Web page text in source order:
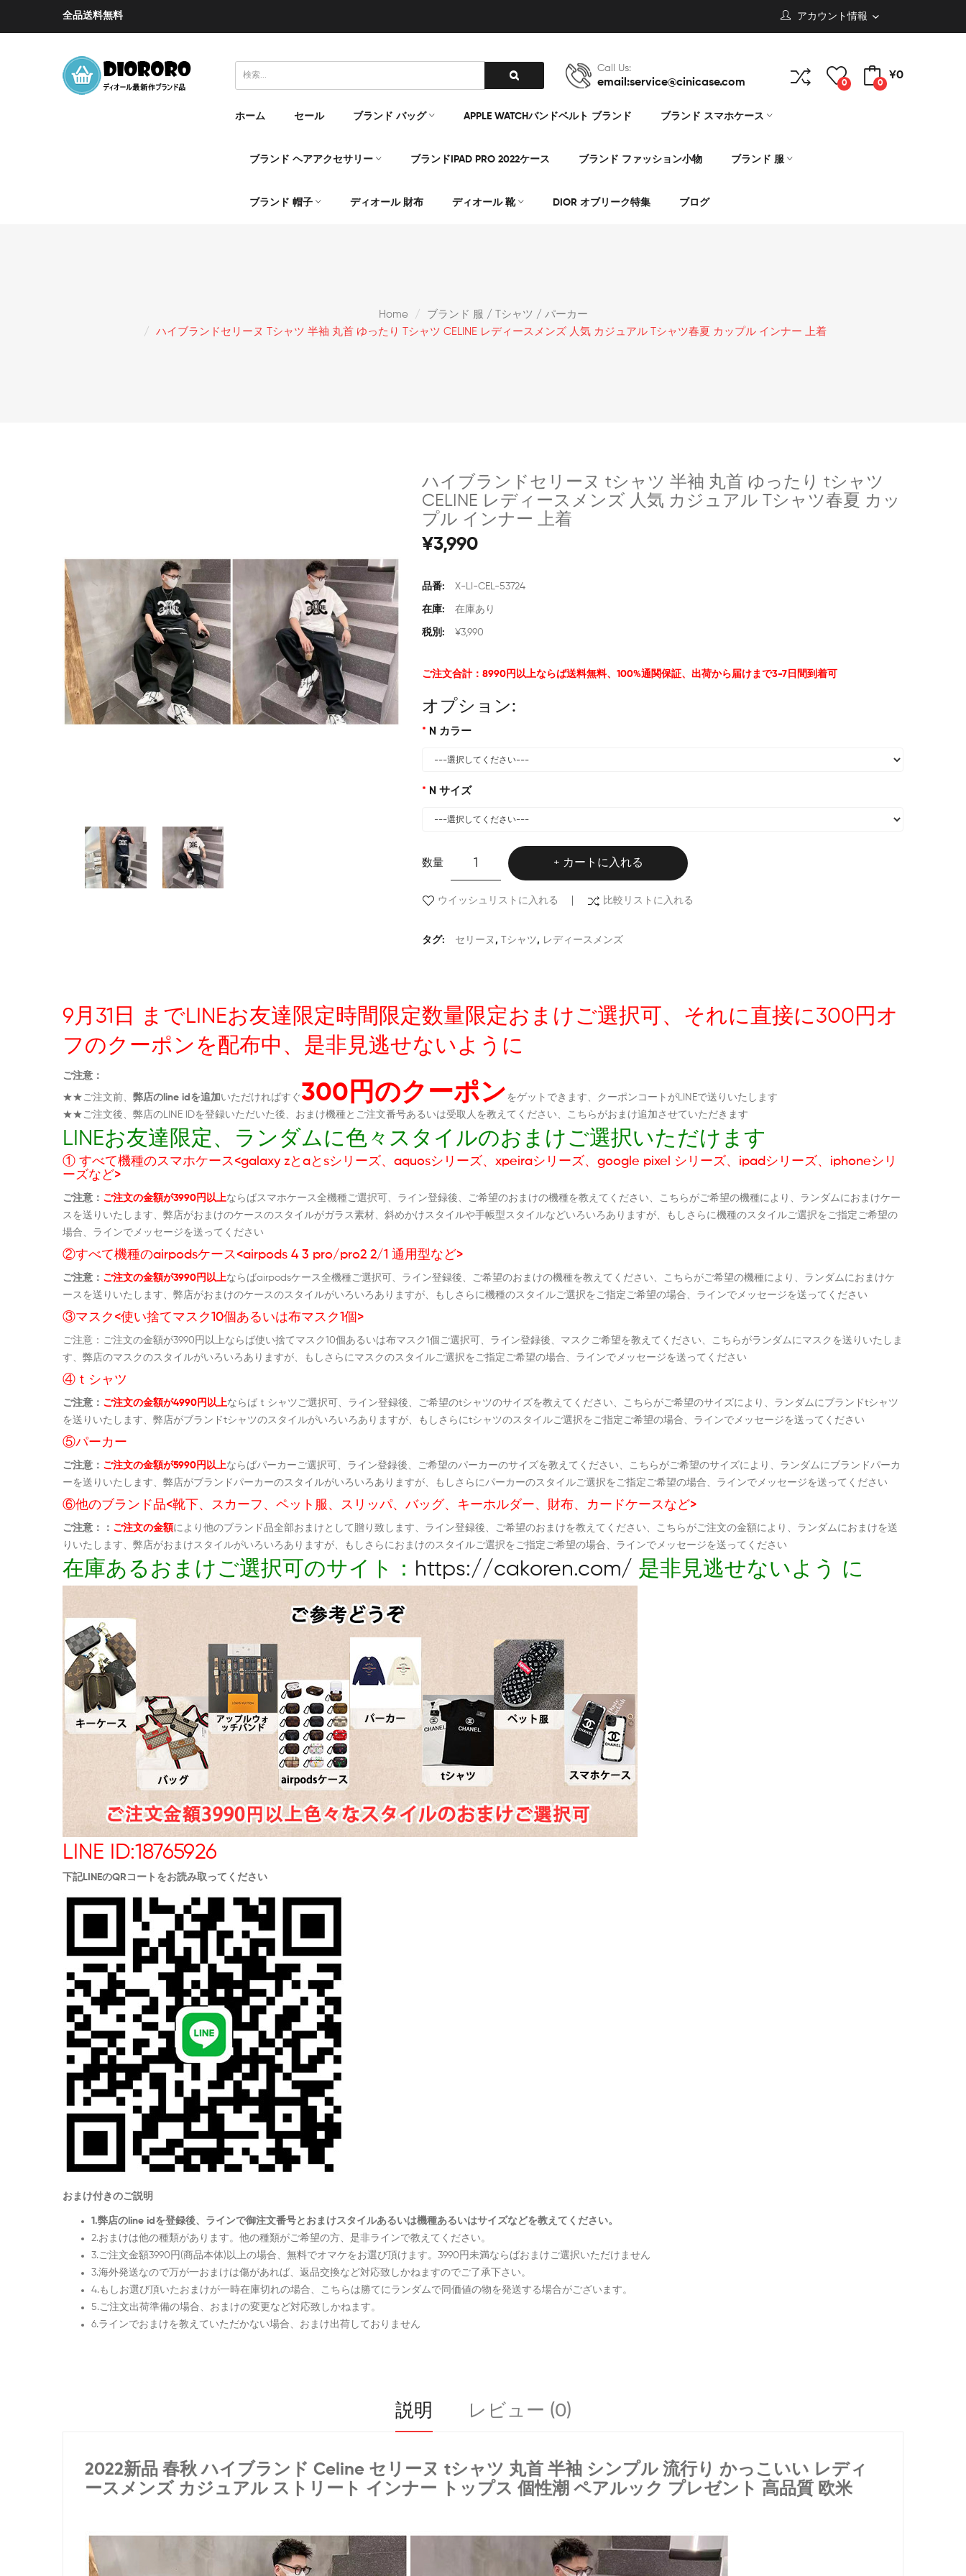
全品送料無料 アカウント情報
Call Us:
email:service@cinicase.com 0 0
¥0
ホーム セール ブランド バッグ APPLE WATCHバンドベルト ブランド ブランド スマホケース
ブランド ヘアアクセサリー ブランドIPAD PRO 2022ケース ブランド ファッション小物 ブランド 服
ブランド 帽子 ディオール 財布 ディオール 靴 DIOR オブリーク特集 ブログ
Home
ブランド 服 / Tシャツ / パーカー
ハイブランドセリーヌ Tシャツ 半袖 丸首 ゆったり Tシャツ CELINE レディースメンズ 人気 カジュアル Tシャツ春夏 カップル インナー 上着
ハイブランドセリーヌ tシャツ 半袖 丸首 ゆったり tシャツ
CELINE レディースメンズ 人気 カジュアル Tシャツ春夏 カッ
プル インナー 上着
¥3,990
品番: X-LI-CEL-53724
在庫: 在庫あり
税別: ¥3,990
ご注文合計：8990円以上ならば送料無料、100%通関保証、出荷から届けまで3-7日間到着可
オプション:
N カラー
N サイズ
数量 カートに入れる
ウイッシュリストに入れる 比較リストに入れる
タグ: セリーヌ , Tシャツ, レディースメンズ
9月31日 までLINEお友達限定時間限定数量限定おまけご選択可、それに直接に300円オ
フのクーポンを配布中、是非見逃せないように
ご注意：
★★ご注文前、 弊店のline idを追加 いただければすぐ300円のクーポン をゲットできます、クーポンコートがLINEで送りいたします
★★ご注文後、弊店のLINE IDを登録いただいた後、おまけ機種とご注文番号あるいは受取人を教えてください、こちらがおまけ追加させていただきます
LINEお友達限定、ランダムに色々スタイルのおまけご選択いただけます
① すべて機種のスマホケース<galaxy zとaとsシリーズ、aquosシリーズ、xpeiraシリーズ、google pixel シリーズ、ipadシリーズ、iphoneシリ
ーズなど>
ご注意： ご注文の金額が3990円以上ならばスマホケース全機種ご選択可、ライン登録後、ご希望のおまけの機種を教えてください、こちらがご希望の機種により、ランダムにおまけケー
スを送りいたします、弊店がおまけのケースのスタイルがガラス素材、斜めかけスタイルや手帳型スタイルなどいろいろありますが、もしさらに機種のスタイルご選択をご指定ご希望の
場合、ラインでメッセージを送ってください
②すべて機種のairpodsケース<airpods 4 3 pro/pro2 2/1 通用型など>
ご注意： ご注文の金額が3990円以上ならばairpodsケース全機種ご選択可、ライン登録後、ご希望のおまけの機種を教えてください、こちらがご希望の機種により、ランダムにおまけケ
ースを送りいたします、弊店がおまけのケースのスタイルがいろいろありますが、もしさらに機種のスタイルご選択をご指定ご希望の場合、ラインでメッセージを送ってください
③マスク<使い捨てマスク10個あるいは布マスク1個>
ご注意：ご注文の金額が3990円以上ならば使い捨てマスク10個あるいは布マスク1個ご選択可、ライン登録後、マスクご希望を教えてください、こちらがランダムにマスクを送りいたしま
す、弊店のマスクのスタイルがいろいろありますが、もしさらにマスクのスタイルご選択をご指定ご希望の場合、ラインでメッセージを送ってください
④ｔシャツ
ご注意： ご注文の金額が4990円以上ならばｔシャツご選択可、ライン登録後、ご希望のtシャツのサイズを教えてください、こちらがご希望のサイズにより、ランダムにブランドtシャツ
を送りいたします、弊店がブランドtシャツのスタイルがいろいろありますが、もしさらにtシャツのスタイルご選択をご指定ご希望の場合、ラインでメッセージを送ってください
⑤パーカー
ご注意： ご注文の金額が5990円以上ならばパーカーご選択可、ライン登録後、ご希望のパーカーのサイズを教えてください、こちらがご希望のサイズにより、ランダムにブランドパーカ
ーを送りいたします、弊店がブランドパーカーのスタイルがいろいろありますが、もしさらにパーカーのスタイルご選択をご指定ご希望の場合、ラインでメッセージを送ってください
⑥他のブランド品<靴下、スカーフ、ペット服、スリッパ、バッグ、キーホルダー、財布、カードケースなど>
ご注意：： ご注文の金額により他のブランド品全部おまけとして贈り致します、ライン登録後、ご希望のおまけを教えてください、こちらがご注文の金額により、ランダムにおまけを送
りいたします、弊店がおまけスタイルがいろいろありますが、もしさらにおまけのスタイルご選択をご指定ご希望の場合、ラインでメッセージを送ってください
在庫あるおまけご選択可のサイト： https://cakoren.com/ 是非見逃せないよう に
LINE ID:18765926
下記LINEのQRコートをお読み取ってください
おまけ付きのご説明
1.弊店のline idを登録後、ラインで御注文番号とおまけスタイルあるいは機種あるいはサイズなどを教えてください。
2.おまけは他の種類があります。他の種類がご希望の方、是非ラインで教えてください。
3.ご注文金額3990円(商品本体)以上の場合、無料でオマケをお選び頂けます。3990円未満ならばおまけご選択いただけません
3.海外発送なので万が一おまけは傷があれば、返品交換など対応致しかねますのでご了承下さい。
4.もしお選び頂いたおまけが一時在庫切れの場合、こちらは勝てにランダムで同価値の物を発送する場合がございます。
5.ご注文出荷準備の場合、おまけの変更など対応致しかねます。
6.ラインでおまけを教えていただかない場合、おまけ出荷しておりません
説明 レビュー (0)
2022新品 春秋 ハイブランド Celine セリーヌ tシャツ 丸首 半袖 シンプル 流行り かっこいい レディ
ースメンズ カジュアル ストリート インナー トップス 個性潮 ペアルック プレゼント 高品質 欧米